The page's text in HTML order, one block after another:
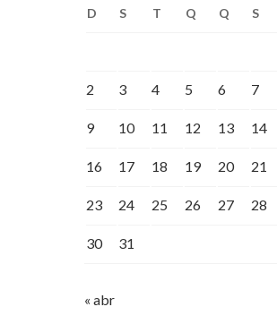
D S T Q Q S
2 3 4 5 6 7
9 10 11 12 13 14
16 17 18 19 20 21
23 24 25 26 27 28
30 31
« abr